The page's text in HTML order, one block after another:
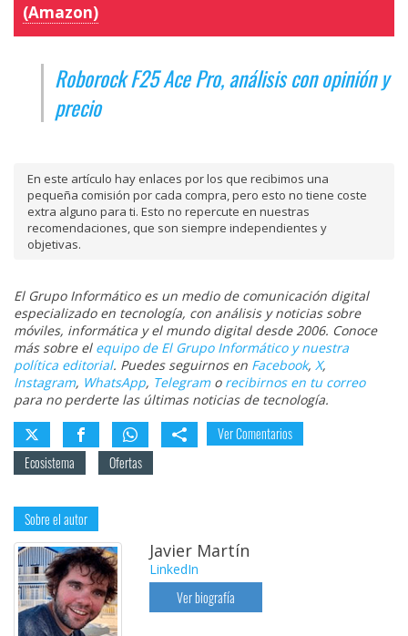
(Amazon)
Roborock F25 Ace Pro, análisis con opinión y
precio
En este artículo hay enlaces por los que recibimos una
pequeña comisión por cada compra, pero esto no tiene coste
extra alguno para ti. Esto no repercute en nuestras
recomendaciones, que son siempre independientes y
objetivas.
El Grupo Informático es un medio de comunicación digital
especializado en tecnología, con análisis y noticias sobre
móviles, informática y el mundo digital desde 2006. Conoce
más sobre el equipo de El Grupo Informático y nuestra
política editorial. Puedes seguirnos en Facebook, X,
Instagram, WhatsApp, Telegramo recibirnos en tu correo
para no perderte las últimas noticias de tecnología.
Ver Comentarios
Ecosistema
Ofertas
Sobre el autor
Javier Martín
LinkedIn
Ver biografía